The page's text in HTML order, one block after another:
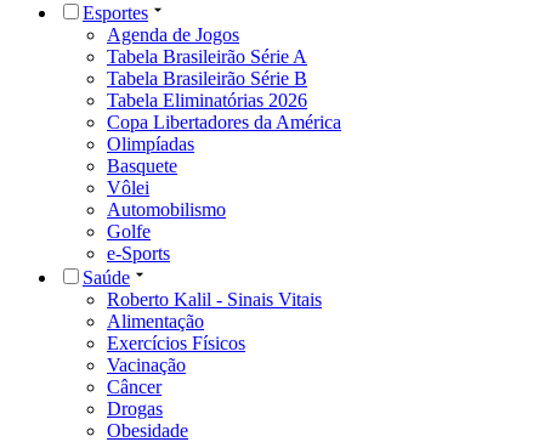
Esportes
Agenda de Jogos
Tabela Brasileirão Série A
Tabela Brasileirão Série B
Tabela Eliminatórias 2026
Copa Libertadores da América
Olimpíadas
Basquete
Vôlei
Automobilismo
Golfe
e-Sports
Saúde
Roberto Kalil - Sinais Vitais
Alimentação
Exercícios Físicos
Vacinação
Câncer
Drogas
Obesidade